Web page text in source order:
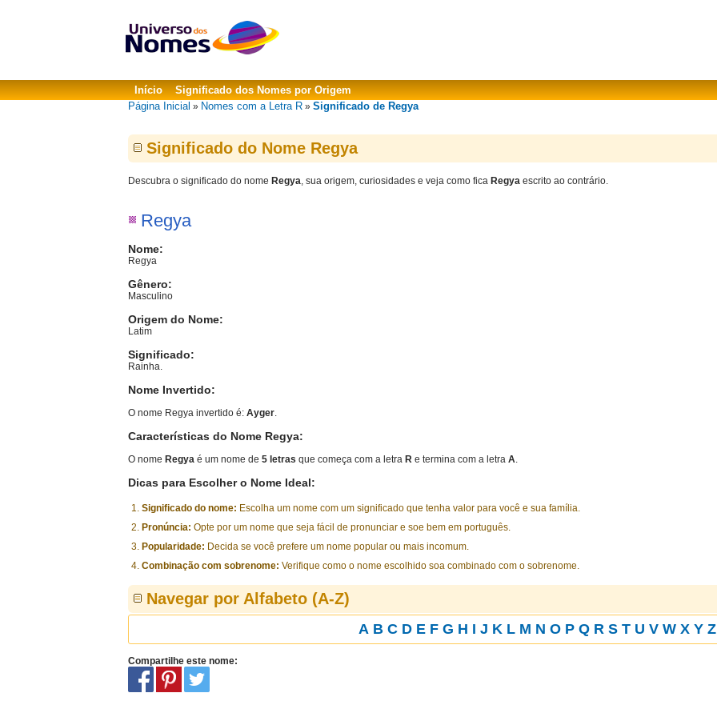
Início
Significado dos Nomes por Origem
Página Inicial » Nomes com a Letra R » Significado de Regya
Significado do Nome Regya
Descubra o significado do nome Regya, sua origem, curiosidades e veja como fica Regya escrito ao contrário.
Regya
Nome:
Regya
Gênero:
Masculino
Origem do Nome:
Latim
Significado:
Rainha.
Nome Invertido:
O nome Regya invertido é: Ayger.
Características do Nome Regya:
O nome Regya é um nome de 5 letras que começa com a letra R e termina com a letra A.
Dicas para Escolher o Nome Ideal:
Significado do nome: Escolha um nome com um significado que tenha valor para você e sua família.
Pronúncia: Opte por um nome que seja fácil de pronunciar e soe bem em português.
Popularidade: Decida se você prefere um nome popular ou mais incomum.
Combinação com sobrenome: Verifique como o nome escolhido soa combinado com o sobrenome.
Navegar por Alfabeto (A-Z)
A B C D E F G H I J K L M N O P Q R S T U V W X Y Z
Compartilhe este nome: